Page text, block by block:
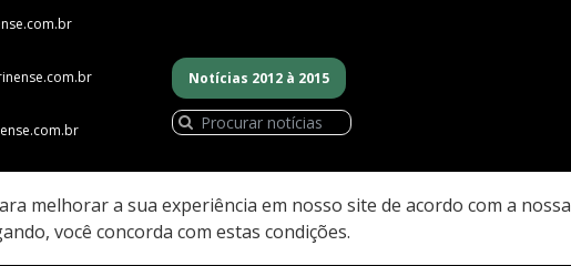
Notícias 2012 à 2015
melhorar a sua experiência em nosso site de acordo com a nossa
você concorda com estas condições.